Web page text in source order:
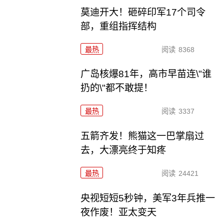
莫迪开大！砸碎印军17个司令
部，重组指挥结构
最热 阅读 8368
广岛核爆81年，高市早苗连\"谁
扔的\"都不敢提！
最热 阅读 3337
五箭齐发！熊猫这一巴掌扇过
去，大漂亮终于知疼
最热 阅读 24421
央视短短5秒钟，美军3年兵推一
夜作废！亚太变天